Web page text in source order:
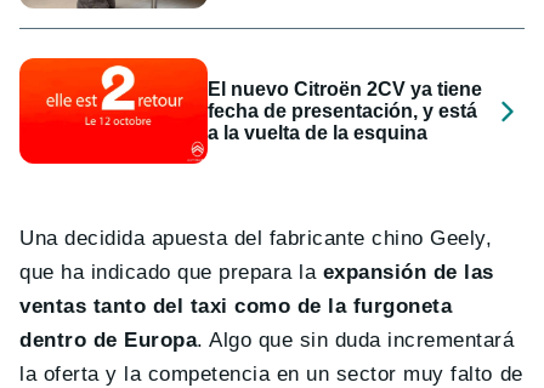
El nuevo Citroën 2CV ya tiene
fecha de presentación, y está
a la vuelta de la esquina
Una decidida apuesta del fabricante chino Geely,
que ha indicado que prepara la expansión de las
ventas tanto del taxi como de la furgoneta
dentro de Europa. Algo que sin duda incrementará
la oferta y la competencia en un sector muy falto de